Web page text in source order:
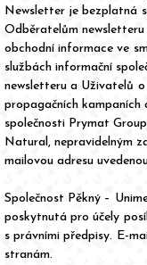
Newsletter je bezplatná
Odběratelům
obchodní informace ve
službách informační
newsletteru a Uživatelů
propagačních
společnosti Prymat
Natural, nepravidelným
mailovou adresu
Společnost Pěkný –
poskytnutá pro účely
s právními předpisy. E-
stranám.